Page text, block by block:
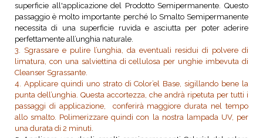
superficie all'applicazione del Prodotto Semipermanente. Questo
passaggio è molto importante perché lo Smalto Semipermanente
necessita di una superficie ruvida e asciutta per poter aderire
perfettamente all’unghia naturale.
3. Sgrassare e pulire l’unghia, da eventuali residui di polvere di
limatura, con una salviettina di cellulosa per unghie imbevuta di
Cleanser Sgrassante.
4. Applicare quindi uno strato di Color’el Base, sigillando bene la
punta dell’unghia. Questa accortezza, che andrà ripetuta per tutti i
passaggi di applicazione, conferirà maggiore durata nel tempo
allo smalto. Polimerizzare quindi con la nostra lampada UV, per
una durata di 2 minuti.